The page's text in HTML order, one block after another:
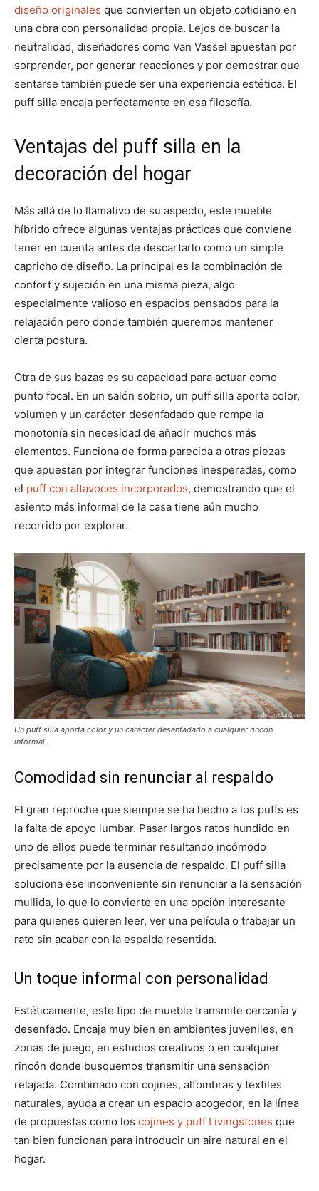
diseño originales que convierten un objeto cotidiano en
una obra con personalidad propia. Lejos de buscar la
neutralidad, diseñadores como Van Vassel apuestan por
sorprender, por generar reacciones y por demostrar que
sentarse también puede ser una experiencia estética. El
puff silla encaja perfectamente en esa filosofía.
Ventajas del puff silla en la
decoración del hogar
Más allá de lo llamativo de su aspecto, este mueble
híbrido ofrece algunas ventajas prácticas que conviene
tener en cuenta antes de descartarlo como un simple
capricho de diseño. La principal es la combinación de
confort y sujeción en una misma pieza, algo
especialmente valioso en espacios pensados para la
relajación pero donde también queremos mantener
cierta postura.
Otra de sus bazas es su capacidad para actuar como
punto focal. En un salón sobrio, un puff silla aporta color,
volumen y un carácter desenfadado que rompe la
monotonía sin necesidad de añadir muchos más
elementos. Funciona de forma parecida a otras piezas
que apuestan por integrar funciones inesperadas, como
el puff con altavoces incorporados, demostrando que el
asiento más informal de la casa tiene aún mucho
recorrido por explorar.
Un puff silla aporta color y un carácter desenfadado a cualquier rincón
informal.
Comodidad sin renunciar al respaldo
El gran reproche que siempre se ha hecho a los puffs es
la falta de apoyo lumbar. Pasar largos ratos hundido en
uno de ellos puede terminar resultando incómodo
precisamente por la ausencia de respaldo. El puff silla
soluciona ese inconveniente sin renunciar a la sensación
mullida, lo que lo convierte en una opción interesante
para quienes quieren leer, ver una película o trabajar un
rato sin acabar con la espalda resentida.
Un toque informal con personalidad
Estéticamente, este tipo de mueble transmite cercanía y
desenfado. Encaja muy bien en ambientes juveniles, en
zonas de juego, en estudios creativos o en cualquier
rincón donde busquemos transmitir una sensación
relajada. Combinado con cojines, alfombras y textiles
naturales, ayuda a crear un espacio acogedor, en la línea
de propuestas como los cojines y puff Livingstones que
tan bien funcionan para introducir un aire natural en el
hogar.